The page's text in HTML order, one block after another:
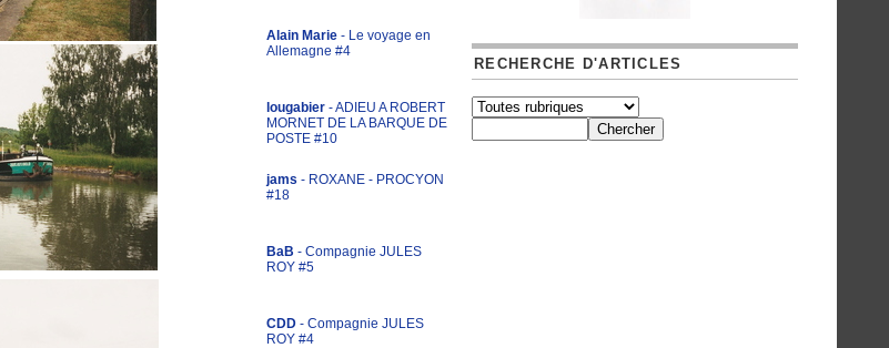
Alain Marie - Le voyage en
Allemagne #4
lougabier - ADIEU A ROBERT
MORNET DE LA BARQUE DE
POSTE #10
jams - ROXANE - PROCYON
#18
BaB - Compagnie JULES
ROY #5
CDD - Compagnie JULES
ROY #4
RECHERCHE D'ARTICLES